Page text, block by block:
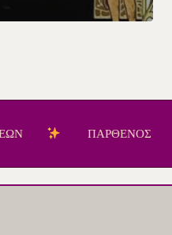
ΠΑΡΘΕΝΟΣ